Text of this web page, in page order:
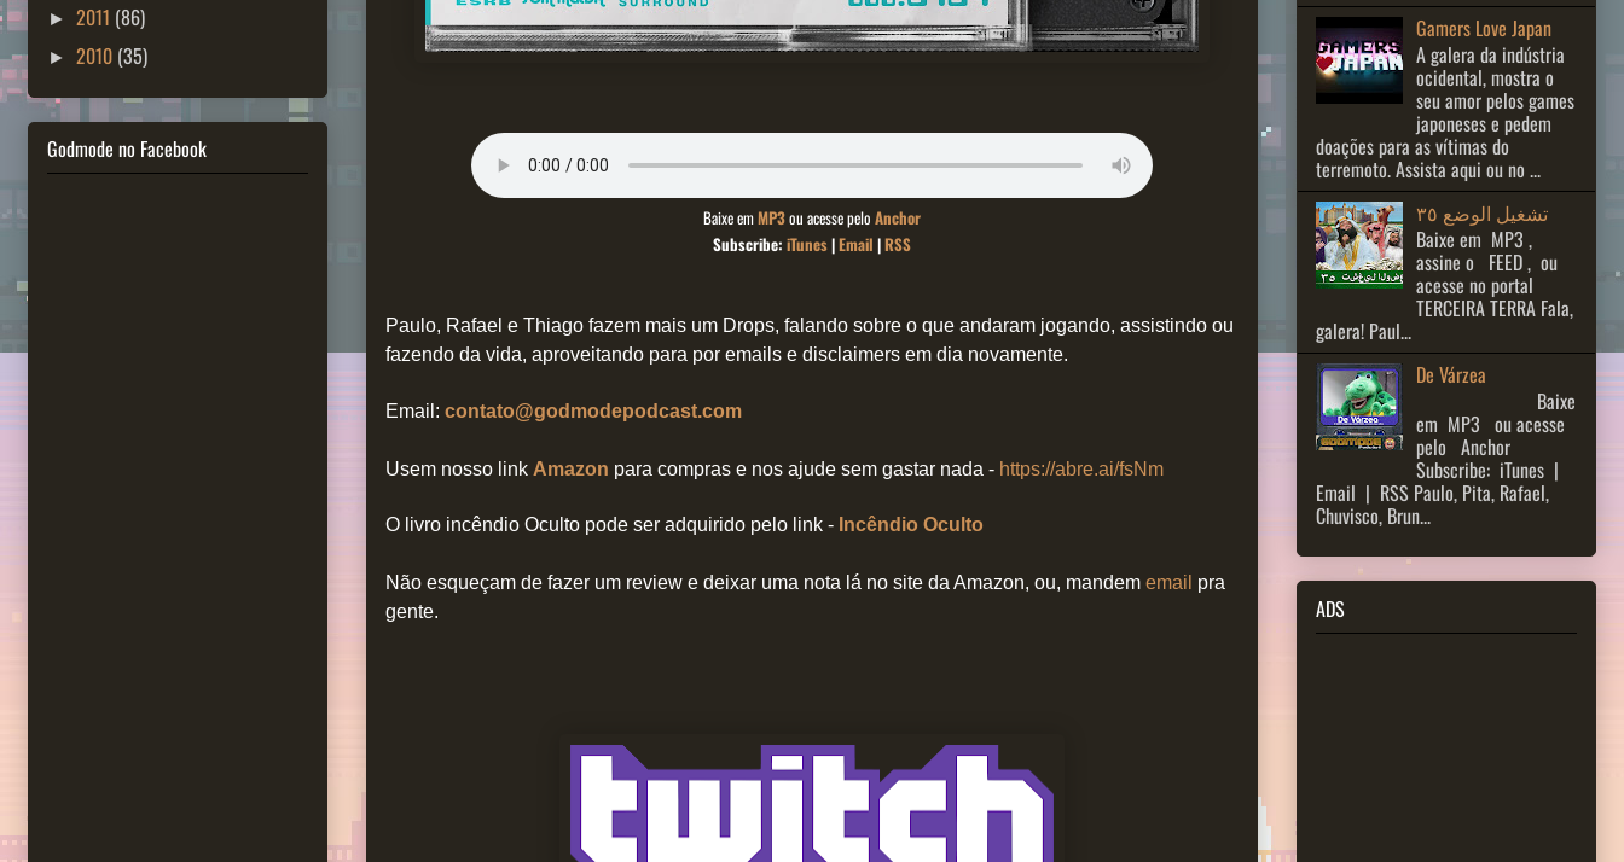
Baixe emMP3ou acesse pelo Anchor
Subscribe: iTunes|Email |RSS
Paulo, Rafael e Thiago fazem mais um Drops, falando sobre o que andaram jogando, assistindo ou
fazendo da vida, aproveitando para por emails e disclaimers em dia novamente.
Email: contato@godmodepodcast.com
Usem nosso link Amazon para compras e nos ajude sem gastar nada - https://abre.ai/fsNm
O livro incêndio Oculto pode ser adquirido pelo link - Incêndio Oculto
Não esqueçam de fazer um review e deixar uma nota lá no site da Amazon, ou, mandem email pra
gente.
► 2011 (86)
► 2010 (35)
Godmode no Facebook
Gamers Love Japan
A galera da indústria
ocidental, mostra o
seu amor pelos games
japoneses e pedem
doações para as vítimas do
terremoto. Assista aqui ou no ...
تشغيل الوضع ٣٥
Baixe em MP3 ,
assine o FEED , ou
acesse no portal
TERCEIRA TERRA Fala,
galera! Paul...
De Várzea
Baixe
em MP3 ou acesse
pelo Anchor
Subscribe: iTunes |
Email | RSS Paulo, Pita, Rafael,
Chuvisco, Brun...
ADS